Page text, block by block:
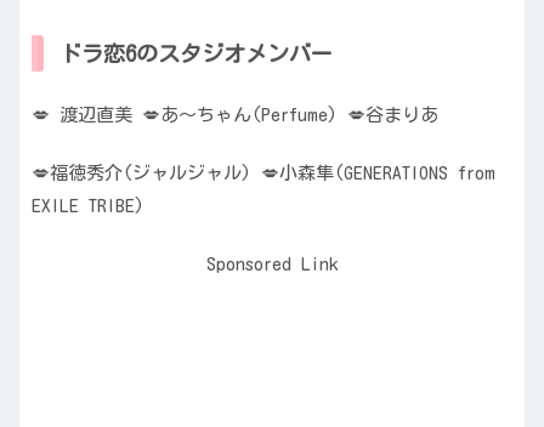
ドラ恋6のスタジオメンバー
💋 渡辺直美 💋あ〜ちゃん(Perfume) 💋谷まりあ
💋福徳秀介(ジャルジャル) 💋小森隼(GENERATIONS from
EXILE TRIBE)
Sponsored Link